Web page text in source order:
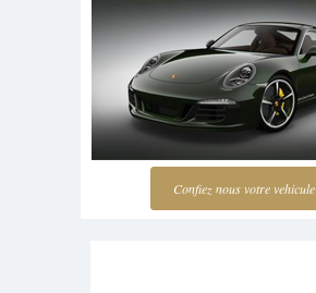
Confiez nous votre vehicule